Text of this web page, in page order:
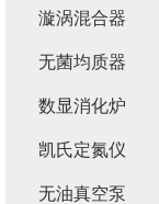
漩涡混合器
无菌均质器
数显消化炉
凯氏定氮仪
无油真空泵